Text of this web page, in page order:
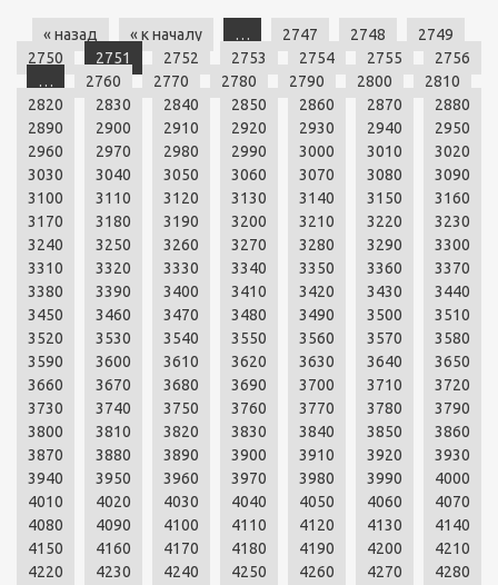
« назад « к началу … 2747 2748
2749
2750
2751 2752 2753 2754 2755
2756
…
2760 2770 2780 2790 2800
2810
2820
2830 2840 2850 2860 2870
2880
2890
2900 2910 2920 2930 2940
2950
2960
2970 2980 2990 3000 3010
3020
3030
3040 3050 3060 3070 3080
3090
3100
3110 3120 3130 3140 3150
3160
3170
3180 3190 3200 3210 3220
3230
3240
3250 3260 3270 3280 3290
3300
3310
3320 3330 3340 3350 3360
3370
3380
3390 3400 3410 3420 3430
3440
3450
3460 3470 3480 3490 3500
3510
3520
3530 3540 3550 3560 3570
3580
3590
3600 3610 3620 3630 3640
3650
3660
3670 3680 3690 3700 3710
3720
3730
3740 3750 3760 3770 3780
3790
3800
3810 3820 3830 3840 3850
3860
3870
3880 3890 3900 3910 3920
3930
3940
3950 3960 3970 3980 3990
4000
4010
4020 4030 4040 4050 4060
4070
4080
4090 4100 4110 4120 4130
4140
4150
4160 4170 4180 4190 4200
4210
4220
4230 4240 4250 4260 4270
4280